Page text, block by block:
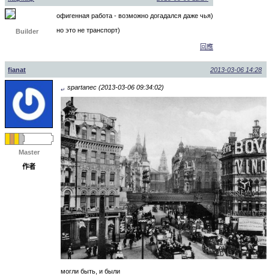
Builder
офигенная работа - возможно догадался даже чья)
но это не транспорт)
回應
fianat 2013-03-06 14:28
Master
作者
↵ spartanec (2013-03-06 09:34:02)
могли быть, и были